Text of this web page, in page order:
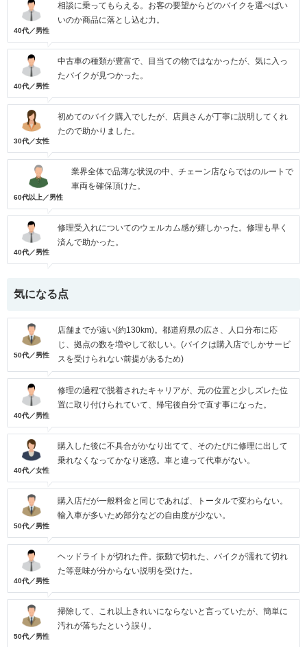
40代／男性
相談に乗ってもらえる。お客の要望からどのバイクを選べばい
いのか商品に落とし込む力。
40代／男性
中古車の種類が豊富で、目当ての物ではなかったが、気に入っ
たバイクが見つかった。
30代／女性
初めてのバイク購入でしたが、店員さんが丁寧に説明してくれ
たので助かりました。
60代以上／男性
業界全体で品薄な状況の中、チェーン店ならではのルートで
車両を確保頂けた。
40代／男性
修理受入れについてのウェルカム感が嬉しかった。修理も早く
済んで助かった。
気になる点
50代／男性
店舗までが遠い(約130km)。都道府県の広さ、人口分布に応
じ、拠点の数を増やして欲しい。(バイクは購入店でしかサービ
スを受けられない前提があるため)
40代／男性
修理の過程で脱着されたキャリアが、元の位置と少しズレた位
置に取り付けられていて、帰宅後自分で直す事になった。
40代／女性
購入した後に不具合がかなり出てて、そのたびに修理に出して
乗れなくなってかなり迷惑。車と違って代車がない。
50代／男性
購入店だが一般料金と同じであれば、トータルで変わらない。
輸入車が多いため部分などの自由度が少ない。
40代／男性
ヘッドライトが切れた件。振動で切れた、バイクが濡れて切れ
た等意味が分からない説明を受けた。
50代／男性
掃除して、これ以上きれいにならないと言っていたが、簡単に
汚れが落ちたという誤り。